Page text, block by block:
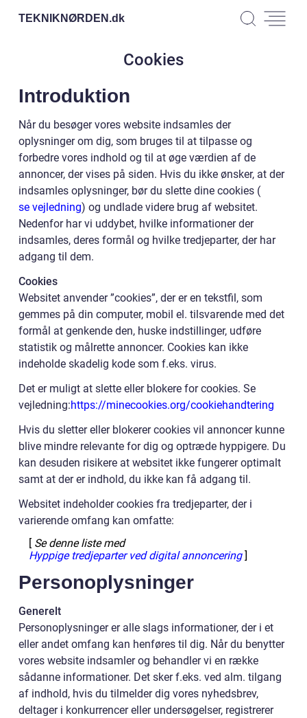
TEKNIKNØRDEN.dk
Cookies
Introduktion
Når du besøger vores website indsamles der
oplysninger om dig, som bruges til at tilpasse og
forbedre vores indhold og til at øge værdien af de
annoncer, der vises på siden. Hvis du ikke ønsker, at der
indsamles oplysninger, bør du slette dine cookies (
se vejledning) og undlade videre brug af websitet.
Nedenfor har vi uddybet, hvilke informationer der
indsamles, deres formål og hvilke tredjeparter, der har
adgang til dem.
Cookies
Websitet anvender ”cookies”, der er en tekstfil, som
gemmes på din computer, mobil el. tilsvarende med det
formål at genkende den, huske indstillinger, udføre
statistik og målrette annoncer. Cookies kan ikke
indeholde skadelig kode som f.eks. virus.
Det er muligt at slette eller blokere for cookies. Se
vejledning:https://minecookies.org/cookiehandtering
Hvis du sletter eller blokerer cookies vil annoncer kunne
blive mindre relevante for dig og optræde hyppigere. Du
kan desuden risikere at websitet ikke fungerer optimalt
samt at der er indhold, du ikke kan få adgang til.
Websitet indeholder cookies fra tredjeparter, der i
varierende omfang kan omfatte:
[ Se denne liste med
Hyppige tredjeparter ved digital annoncering]
Personoplysninger
Generelt
Personoplysninger er alle slags informationer, der i et
eller andet omfang kan henføres til dig. Når du benytter
vores website indsamler og behandler vi en række
sådanne informationer. Det sker f.eks. ved alm. tilgang
af indhold, hvis du tilmelder dig vores nyhedsbrev,
deltager i konkurrencer eller undersøgelser, registrerer